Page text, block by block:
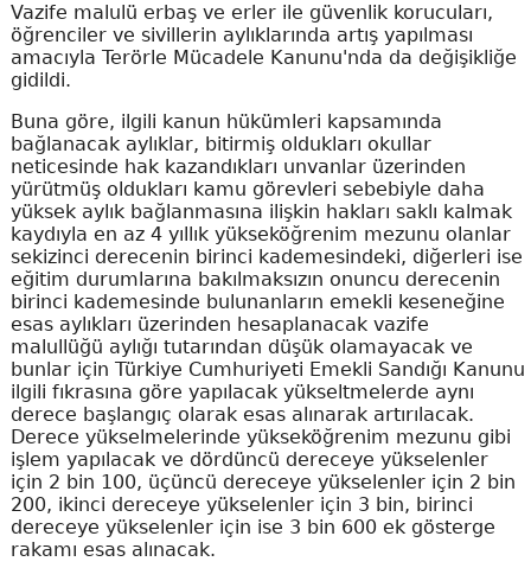
Vazife malulü erbaş ve erler ile güvenlik korucuları,
öğrenciler ve sivillerin aylıklarında artış yapılması
amacıyla Terörle Mücadele Kanunu'nda da değişikliğe
gidildi.
Buna göre, ilgili kanun hükümleri kapsamında
bağlanacak aylıklar, bitirmiş oldukları okullar
neticesinde hak kazandıkları unvanlar üzerinden
yürütmüş oldukları kamu görevleri sebebiyle daha
yüksek aylık bağlanmasına ilişkin hakları saklı kalmak
kaydıyla en az 4 yıllık yükseköğrenim mezunu olanlar
sekizinci derecenin birinci kademesindeki, diğerleri ise
eğitim durumlarına bakılmaksızın onuncu derecenin
birinci kademesinde bulunanların emekli keseneğine
esas aylıkları üzerinden hesaplanacak vazife
malullüğü aylığı tutarından düşük olamayacak ve
bunlar için Türkiye Cumhuriyeti Emekli Sandığı Kanunu
ilgili fıkrasına göre yapılacak yükseltmelerde aynı
derece başlangıç olarak esas alınarak artırılacak.
Derece yükselmelerinde yükseköğrenim mezunu gibi
işlem yapılacak ve dördüncü dereceye yükselenler
için 2 bin 100, üçüncü dereceye yükselenler için 2 bin
200, ikinci dereceye yükselenler için 3 bin, birinci
dereceye yükselenler için ise 3 bin 600 ek gösterge
rakamı esas alınacak.